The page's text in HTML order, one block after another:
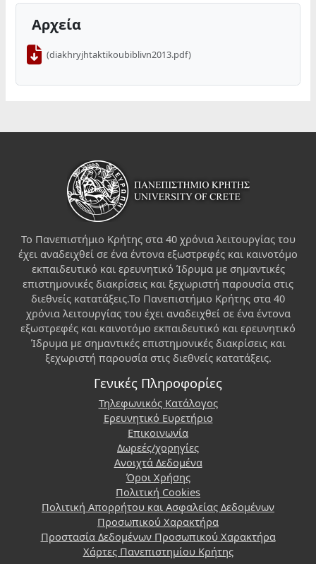
Αρχεία
(diakhryjhtaktikoubiblivn2013.pdf)
Το Πανεπιστήμιο Κρήτης στα 40 χρόνια λειτουργίας του
έχει αναδειχθεί σε ένα έντονα εξωστρεφές και καινοτόμο
εκπαιδευτικό και ερευνητικό Ίδρυμα με σημαντικές
επιστημονικές διακρίσεις και ξεχωριστή παρουσία στις
διεθνείς κατατάξεις.Το Πανεπιστήμιο Κρήτης στα 40
χρόνια λειτουργίας του έχει αναδειχθεί σε ένα έντονα
εξωστρεφές και καινοτόμο εκπαιδευτικό και ερευνητικό
Ίδρυμα με σημαντικές επιστημονικές διακρίσεις και
ξεχωριστή παρουσία στις διεθνείς κατατάξεις.
Γενικές Πληροφορίες
Τηλεφωνικός Κατάλογος
Ερευνητικό Ευρετήριο
Επικοινωνία
Δωρεές/χορηγίες
Ανοιχτά Δεδομένα
Όροι Χρήσης
Πολιτική Cookies
Πολιτική Απορρήτου και Ασφαλείας Δεδομένων
Προσωπικού Χαρακτήρα
Προστασία Δεδομένων Προσωπικού Χαρακτήρα
Χάρτες Πανεπιστημίου Κρήτης